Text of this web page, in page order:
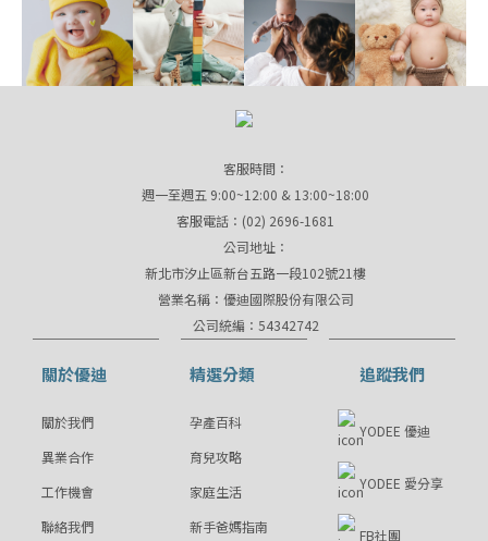
客服時間：
週一至週五 9:00~12:00 & 13:00~18:00
客服電話：(02) 2696-1681
公司地址：
新北市汐止區新台五路一段102號21樓
營業名稱：優迪國際股份有限公司
公司統編：54342742
關於優迪
關於我們
異業合作
工作機會
聯絡我們
精選分類
孕產百科
育兒攻略
家庭生活
新手爸媽指南
追蹤我們
YODEE 優迪
YODEE 愛分享
FB社團